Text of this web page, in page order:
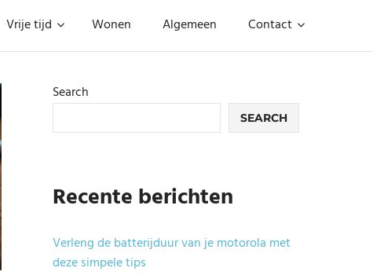
Vrije tijd Wonen Algemeen Contact
Search
SEARCH
Recente berichten
Verleng de batterijduur van je motorola met
deze simpele tips